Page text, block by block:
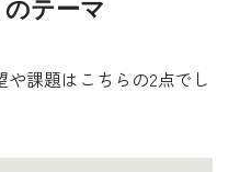
テーマ
課題はこちらの2点でし